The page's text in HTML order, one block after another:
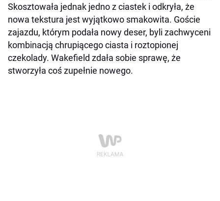
Skosztowała jednak jedno z ciastek i odkryła, że
nowa tekstura jest wyjątkowo smakowita. Goście
zajazdu, którym podała nowy deser, byli zachwyceni
kombinacją chrupiącego ciasta i roztopionej
czekolady. Wakefield zdała sobie sprawę, że
stworzyła coś zupełnie nowego.